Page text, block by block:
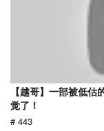
【越哥】一部被低
觉了！
# 443